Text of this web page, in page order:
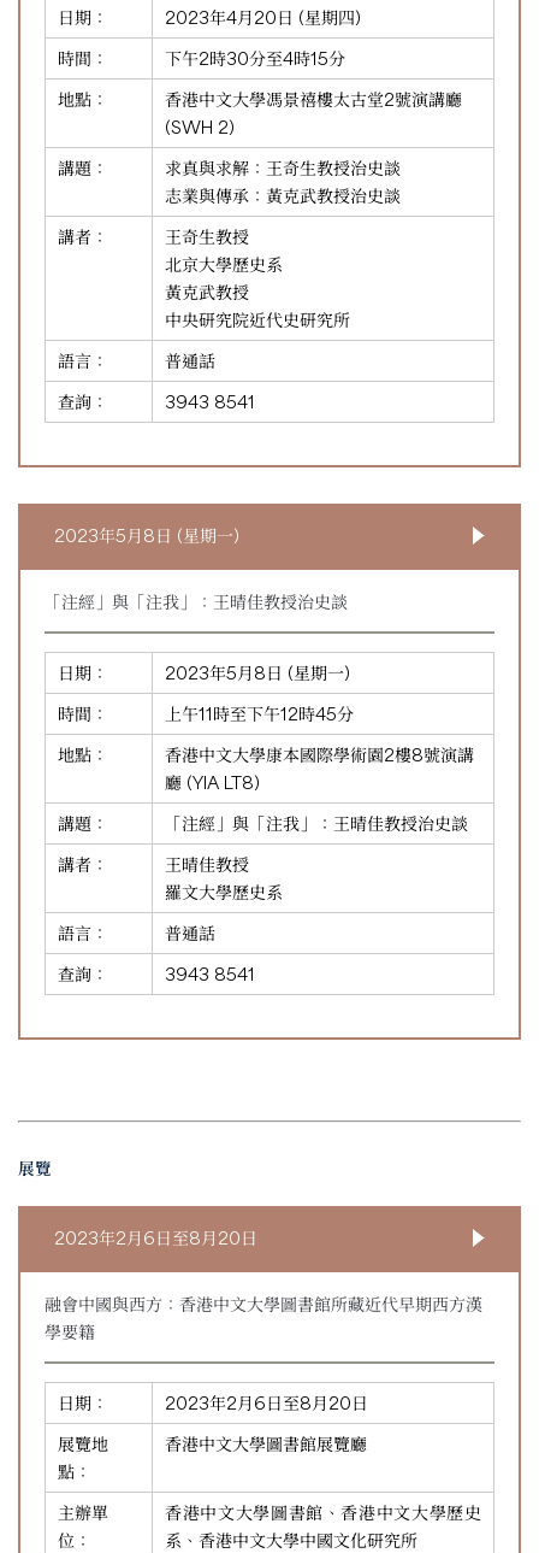
日期：
2023年4月20日 (星期四)
時間：
下午2時30分至4時15分
地點：
香港中文大學馮景禧樓太古堂2號演講廳
(SWH 2)
講題：
求真與求解：王奇生教授治史談
志業與傳承：黃克武教授治史談
講者：
王奇生教授
北京大學歷史系
黃克武教授
中央研究院近代史研究所
語言：
普通話
查詢：
3943 8541
2023年5月8日 (星期一)
「注經」與「注我」：王晴佳教授治史談
日期：
2023年5月8日 (星期一)
時間：
上午11時至下午12時45分
地點：
香港中文大學康本國際學術園2樓8號演講
廳 (YIA LT8)
講題：
「注經」與「注我」：王晴佳教授治史談
講者：
王晴佳教授
羅文大學歷史系
語言：
普通話
查詢：
3943 8541
展覽
2023年2月6日至8月20日
融會中國與西方：香港中文大學圖書館所藏近代早期西方漢
學要籍
日期：
2023年2月6日至8月20日
展覽地
點：
香港中文大學圖書館展覽廳
主辦單
位：
香港中文大學圖書館、香港中文大學歷史
系、香港中文大學中國文化研究所